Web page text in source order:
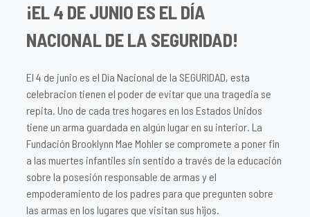
¡EL 4 DE JUNIO ES EL DÍA
NACIONAL DE LA SEGURIDAD!
El 4 de junio es el Día Nacional de la SEGURIDAD, esta
celebracion tienen el poder de evitar que una tragedia se
repita. Uno de cada tres hogares en los Estados Unidos
tiene un arma guardada en algún lugar en su interior. La
Fundación Brooklynn Mae Mohler se compromete a poner fin
a las muertes infantiles sin sentido a través de la educación
sobre la posesión responsable de armas y el
empoderamiento de los padres para que pregunten sobre
las armas en los lugares que visitan sus hijos.